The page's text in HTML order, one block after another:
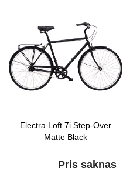
Electra Loft 7i Step-Over
Matte Black
Pris saknas